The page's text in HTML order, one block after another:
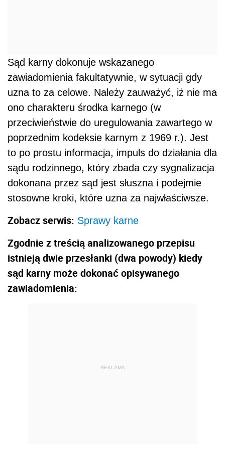
Sąd karny dokonuje wskazanego
zawiadomienia fakultatywnie, w sytuacji gdy
uzna to za celowe. Należy zauważyć, iż nie ma
ono charakteru środka karnego (w
przeciwieństwie do uregulowania zawartego w
poprzednim kodeksie karnym z 1969 r.). Jest
to po prostu informacja, impuls do działania dla
sądu rodzinnego, który zbada czy sygnalizacja
dokonana przez sąd jest słuszna i podejmie
stosowne kroki, które uzna za najwłaściwsze.
Zobacz serwis: Sprawy karne
Zgodnie z treścią analizowanego przepisu
istnieją dwie przesłanki (dwa powody) kiedy
sąd karny może dokonać opisywanego
zawiadomienia:
REKLAMA